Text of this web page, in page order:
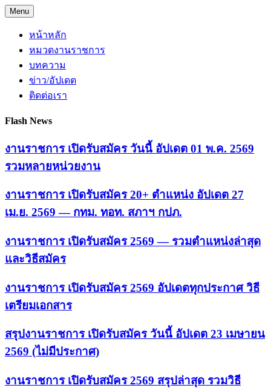
Skip
to
content
Menu
หน้าหลัก
หมวดงานราชการ
บทความ
ข่าว/อัปเดต
ติดต่อเรา
Flash News
งานราชการ เปิดรับสมัคร วันนี้ อัปเดต 01 พ.ค. 2569
รวมหลายหน่วยงาน
งานราชการ เปิดรับสมัคร 20+ ตำแหน่ง อัปเดต 27
เม.ย. 2569 — กทม. ทอท. สภาฯ กปภ.
งานราชการ เปิดรับสมัคร 2569 — รวมตำแหน่งล่าสุด
และวิธีสมัคร
งานราชการ เปิดรับสมัคร 2569 อัปเดตทุกประกาศ วิธี
เตรียมเอกสาร
สรุปงานราชการ เปิดรับสมัคร วันนี้ อัปเดต 23 เมษายน
2569 (ไม่มีประกาศ)
งานราชการ เปิดรับสมัคร 2569 สรุปล่าสุด รวมวิธี